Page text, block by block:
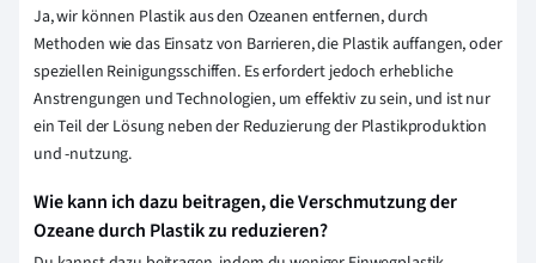
Ja, wir können Plastik aus den Ozeanen entfernen, durch
Methoden wie das Einsatz von Barrieren, die Plastik auffangen, oder
speziellen Reinigungsschiffen. Es erfordert jedoch erhebliche
Anstrengungen und Technologien, um effektiv zu sein, und ist nur
ein Teil der Lösung neben der Reduzierung der Plastikproduktion
und -nutzung.
Wie kann ich dazu beitragen, die Verschmutzung der
Ozeane durch Plastik zu reduzieren?